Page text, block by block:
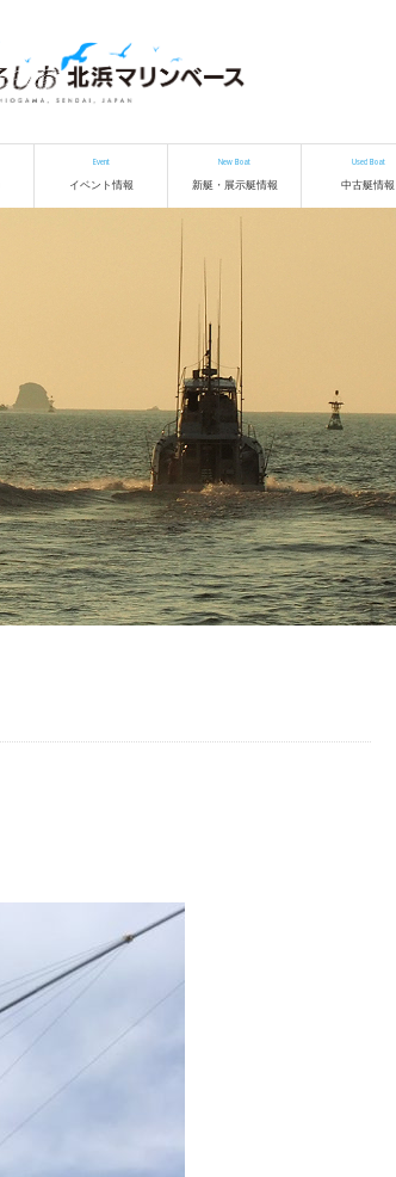
Event
イベント情報
New Boat
新艇・展示艇情報
Used Boat
中古艇情報